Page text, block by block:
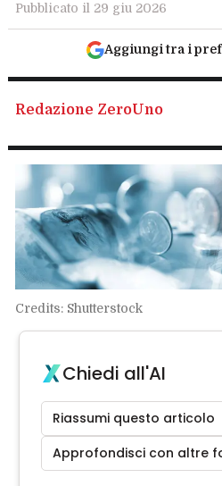
Pubblicato il 29 giu 2026
Aggiungi tra i
Redazione ZeroUno
Credits: Shutterstock
Chiedi all'AI
Riassumi questo articolo
Approfondisci con altre